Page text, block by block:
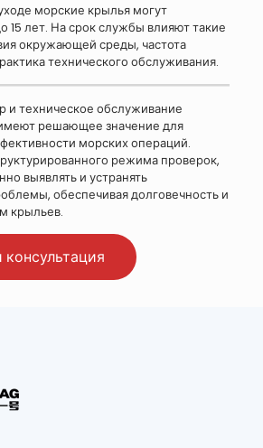
морские крылья могут
15 лет. На срок службы влияют такие
окружающей среды, частота
технического обслуживания.
и техническое обслуживание
решающее значение для
морских операций.
режима проверок,
выявлять и устранять
обеспечивая долговечность и
крыльев.
консультация